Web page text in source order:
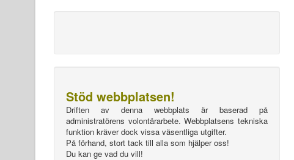
Stöd webbplatsen!
Driften av denna webbplats är baserad på
administratörens volontärarbete. Webbplatsens tekniska
funktion kräver dock vissa väsentliga utgifter.
På förhand, stort tack till alla som hjälper oss!
Du kan ge vad du vill!